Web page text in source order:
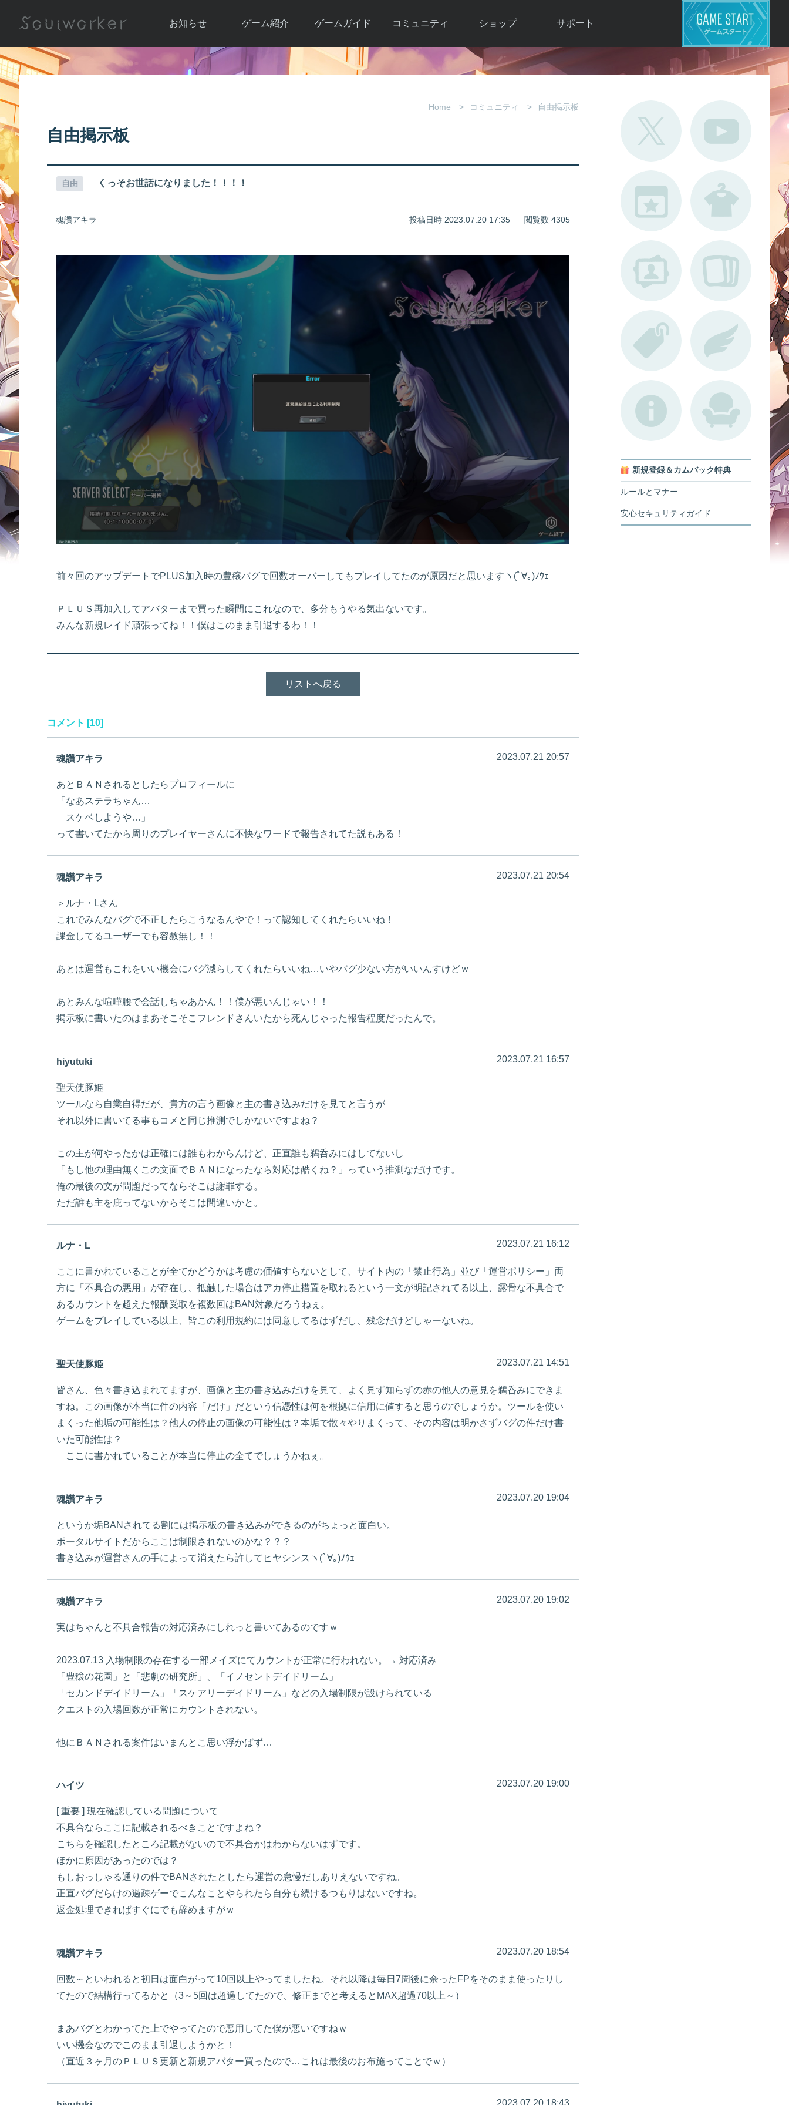
お知らせ
お知らせ一覧
ゲーム紹介
ソウルワーカー
アップデート履
ゲームガイド
ガイド総合もく
コミュニティ
自由掲示板
画像掲示板
ショップ
Y.Pの購入
アイテムカタロ
サポート
よくある質問
不具合対応状況
Home コミュニティ 自由掲示板
自由掲示板
自由 くっそお世話になりました！！！！
魂讚アキラ 投稿日時 2023.07.20 17:35 閲覧数 4305
前々回のアップデートでPLUS加入時の豊穣バグで回数オーバーしてもプレイしてたのが原因だと思いますヽ(ﾟ∀｡)ﾉｳｪ
ＰＬＵＳ再加入してアバターまで買った瞬間にこれなので、多分もうやる気出ないです。
みんな新規レイド頑張ってね！！僕はこのまま引退するわ！！
リストへ戻る
コメント [10]
魂讚アキラ 2023.07.21 20:57
あとＢＡＮされるとしたらプロフィールに
「なあステラちゃん…
スケベしようや…」
って書いてたから周りのプレイヤーさんに不快なワードで報告されてた説もある！
魂讚アキラ 2023.07.21 20:54
＞ルナ・Lさん
これでみんなバグで不正したらこうなるんやで！って認知してくれたらいいね！
課金してるユーザーでも容赦無し！！
あとは運営もこれをいい機会にバグ減らしてくれたらいいね…いやバグ少ない方がいいんすけどｗ
あとみんな喧嘩腰で会話しちゃあかん！！僕が悪いんじゃい！！
掲示板に書いたのはまあそこそこフレンドさんいたから死んじゃった報告程度だったんで。
hiyutuki 2023.07.21 16:57
聖天使豚姫
ツールなら自業自得だが、貴方の言う画像と主の書き込みだけを見てと言うが
それ以外に書いてる事もコメと同じ推測でしかないですよね？
この主が何やったかは正確には誰もわからんけど、正直誰も鵜呑みにはしてないし
「もし他の理由無くこの文面でＢＡＮになったなら対応は酷くね？」っていう推測なだけです。
俺の最後の文が問題だってならそこは謝罪する。
ただ誰も主を庇ってないからそこは間違いかと。
ルナ・L 2023.07.21 16:12
ここに書かれていることが全てかどうかは考慮の価値すらないとして、サイト内の「禁止行為」並び「運営ポリシー」両
方に「不具合の悪用」が存在し、抵触した場合はアカ停止措置を取れるという一文が明記されてる以上、露骨な不具合で
あるカウントを超えた報酬受取を複数回はBAN対象だろうねぇ。
ゲームをプレイしている以上、皆この利用規約には同意してるはずだし、残念だけどしゃーないね。
聖天使豚姫 2023.07.21 14:51
皆さん、色々書き込まれてますが、画像と主の書き込みだけを見て、よく見ず知らずの赤の他人の意見を鵜呑みにできま
すね。この画像が本当に件の内容「だけ」だという信憑性は何を根拠に信用に値すると思うのでしょうか。ツールを使い
まくった他垢の可能性は？他人の停止の画像の可能性は？本垢で散々やりまくって、その内容は明かさずバグの件だけ書
いた可能性は？
ここに書かれていることが本当に停止の全てでしょうかねぇ。
魂讚アキラ 2023.07.20 19:04
というか垢BANされてる割には掲示板の書き込みができるのがちょっと面白い。
ポータルサイトだからここは制限されないのかな？？？
書き込みが運営さんの手によって消えたら許してヒヤシンスヽ(ﾟ∀｡)ﾉｳｪ
魂讚アキラ 2023.07.20 19:02
実はちゃんと不具合報告の対応済みにしれっと書いてあるのですｗ
2023.07.13 入場制限の存在する一部メイズにてカウントが正常に行われない。→ 対応済み
「豊穣の花園」と「悲劇の研究所」、「イノセントデイドリーム」
「セカンドデイドリーム」「スケアリーデイドリーム」などの入場制限が設けられている
クエストの入場回数が正常にカウントされない。
他にＢＡＮされる案件はいまんとこ思い浮かばず…
ハイツ 2023.07.20 19:00
[ 重要 ] 現在確認している問題について
不具合ならここに記載されるべきことですよね？
こちらを確認したところ記載がないので不具合かはわからないはずです。
ほかに原因があったのでは？
もしおっしゃる通りの件でBANされたとしたら運営の怠慢だしありえないですね。
正直バグだらけの過疎ゲーでこんなことやられたら自分も続けるつもりはないですね。
返金処理できればすぐにでも辞めますがｗ
魂讚アキラ 2023.07.20 18:54
回数～といわれると初日は面白がって10回以上やってましたね。それ以降は毎日7周後に余ったFPをそのまま使ったりし
てたので結構行ってるかと（3～5回は超過してたので、修正までと考えるとMAX超過70以上～）
まあバグとわかってた上でやってたので悪用してた僕が悪いですねｗ
いい機会なのでこのまま引退しようかと！
（直近３ヶ月のＰＬＵＳ更新と新規アバター買ったので…これは最後のお布施ってことでｗ）
2023.07.20 18:43
新規登録＆カムバック特典
ルールとマナー
安心セキュリティガイド